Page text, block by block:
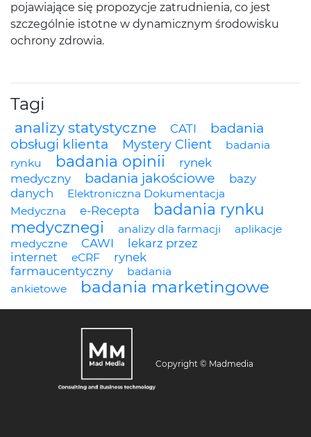
pojawiające się propozycje zatrudnienia, co jest
szczególnie istotne w dynamicznym środowisku
ochrony zdrowia.
Tagi
analizy statystyczne CATI
badania
obsługi klienta
Mystery Client
badania
rynku
badania opinii
rynek
medyczny
badania jakościowe
bazy
danych
Elektroniczna Dokumentacja
Medyczna
e-Recepta
badania rynku
medycznegi
analizy dla farmacji
aplikacje
medyczne
CAWI
lekarz przez
internet
eCRF
rynek
farmaucentyczny
badania
ankietowe
badania marketingowe
Copyright © Madmedia